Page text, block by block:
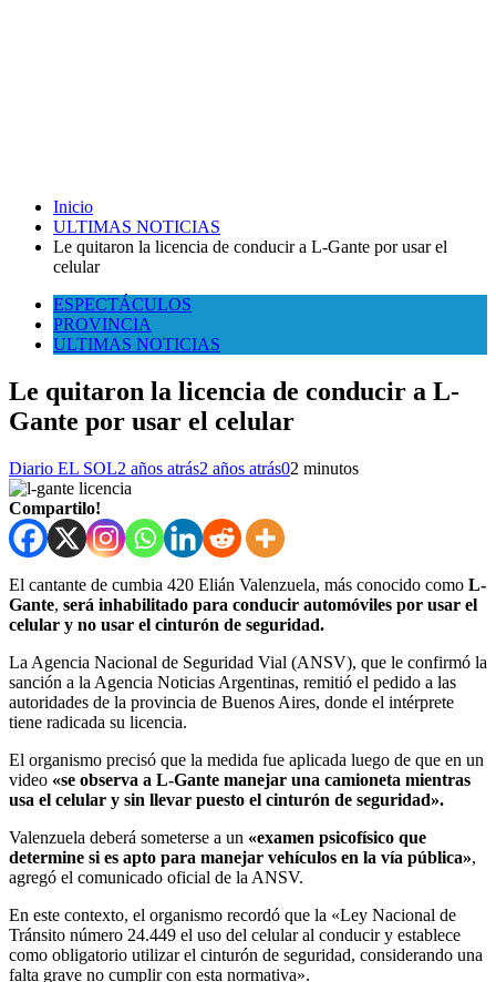
Inicio
ULTIMAS NOTICIAS
Le quitaron la licencia de conducir a L-Gante por usar el
celular
ESPECTÁCULOS
PROVINCIA
ULTIMAS NOTICIAS
Le quitaron la licencia de conducir a L-
Gante por usar el celular
Diario EL SOL2 años atrás2 años atrás02 minutos
Compartilo!
El cantante de cumbia 420 Elián Valenzuela, más conocido como L-
Gante, será inhabilitado para conducir automóviles por usar el
celular y no usar el cinturón de seguridad.
La Agencia Nacional de Seguridad Vial (ANSV), que le confirmó la
sanción a la Agencia Noticias Argentinas, remitió el pedido a las
autoridades de la provincia de Buenos Aires, donde el intérprete
tiene radicada su licencia.
El organismo precisó que la medida fue aplicada luego de que en un
video «se observa a L-Gante manejar una camioneta mientras
usa el celular y sin llevar puesto el cinturón de seguridad».
Valenzuela deberá someterse a un «examen psicofísico que
determine si es apto para manejar vehículos en la vía pública»,
agregó el comunicado oficial de la ANSV.
En este contexto, el organismo recordó que la «Ley Nacional de
Tránsito número 24.449 el uso del celular al conducir y establece
como obligatorio utilizar el cinturón de seguridad, considerando una
falta grave no cumplir con esta normativa».